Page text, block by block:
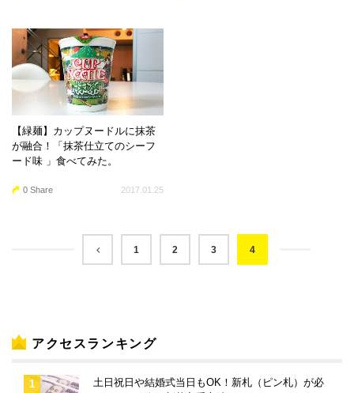
【緑麺】カップヌードルに抹茶
が融合！「抹茶仕立てのシーフ
ード味 」食べてみた。
0 Share 2017.01.25
1 2 3 4
アクセスランキング
土日祝日や結婚式当日もOK！新札（ピン札）が必